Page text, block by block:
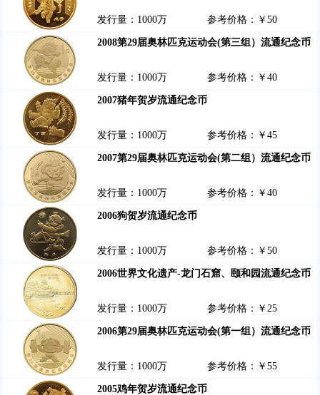
发行量：1000万 参考价格：￥50
2008第29届奥林匹克运动会(第三组）流通纪念币
发行量：1000万 参考价格：￥40
2007猪年贺岁流通纪念币
发行量：1000万 参考价格：￥45
2007第29届奥林匹克运动会(第二组）流通纪念币
发行量：1000万 参考价格：￥40
2006狗贺岁流通纪念币
发行量：1000万 参考价格：￥50
2006世界文化遗产-龙门石窟、颐和园流通纪念币
发行量：1000万 参考价格：￥25
2006第29届奥林匹克运动会(第一组）流通纪念币
发行量：1000万 参考价格：￥55
2005鸡年贺岁流通纪念币